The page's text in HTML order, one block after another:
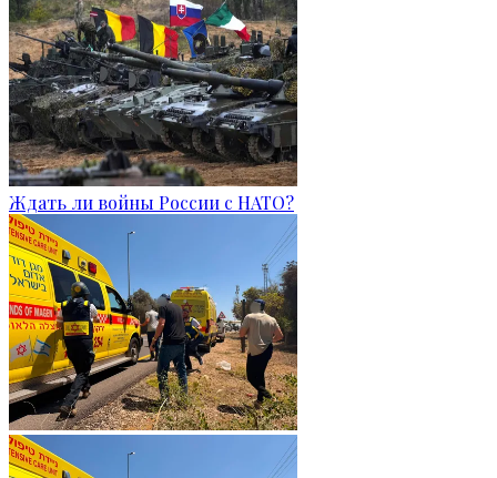
Ждать ли войны России с НАТО?